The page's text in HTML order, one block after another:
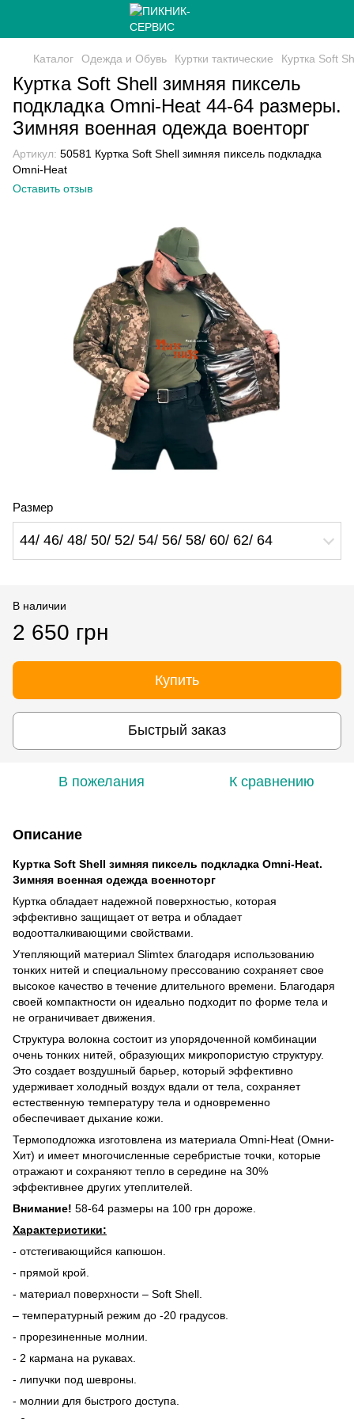
Каталог Одежда и Обувь Куртки тактические Куртка Soft
Куртка Soft Shell зимняя пиксель
подкладка Omni-Heat 44-64 размеры.
Зимняя военная одежда военторг
Артикул: 50581 Куртка Soft Shell зимняя пиксель подкладка
Omni-Heat
Оставить отзыв
Размер
44/ 46/ 48/ 50/ 52/ 54/ 56/ 58/ 60/ 62/ 64
В наличии
2 650 грн
Купить
Быстрый заказ
В пожелания К сравнению
Описание
Куртка Soft Shell зимняя пиксель подкладка Omni-Heat.
Зимняя военная одежда военноторг
Куртка обладает надежной поверхностью, которая
эффективно защищает от ветра и обладает
водоотталкивающими свойствами.
Утепляющий материал Slimtex благодаря использованию
тонких нитей и специальному прессованию сохраняет свое
высокое качество в течение длительного времени. Благодаря
своей компактности он идеально подходит по форме тела и
не ограничивает движения.
Структура волокна состоит из упорядоченной комбинации
очень тонких нитей, образующих микропористую структуру.
Это создает воздушный барьер, который эффективно
удерживает холодный воздух вдали от тела, сохраняет
естественную температуру тела и одновременно
обеспечивает дыхание кожи.
Термоподложка изготовлена из материала Omni-Heat (Омни-
Хит) и имеет многочисленные серебристые точки, которые
отражают и сохраняют тепло в середине на 30%
эффективнее других утеплителей.
Внимание! 58-64 размеры на 100 грн дороже.
Характеристики:
- отстегивающийся капюшон.
- прямой крой.
- материал поверхности – Soft Shell.
– температурный режим до -20 градусов.
- прорезиненные молнии.
- 2 кармана на рукавах.
- липучки под шевроны.
- молнии для быстрого доступа.